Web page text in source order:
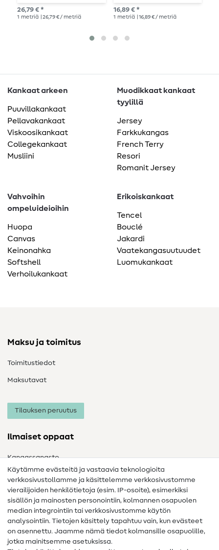
Digitaalipainatus
Midnight Flock
26,79 € *
1 metriä | 26,79 € / metriä
16,89 € *
1 metriä | 16,89 € / metriä
Kankaat arkeen
Puuvillakankaat
Pellavakankaat
Viskoosikankaat
Collegekankaat
Musliini
Muodikkaat kankaat
tyylillä
Jersey
Farkkukangas
French Terry
Resori
Romanit Jersey
Vahvoihin
ompeluideioihin
Huopa
Canvas
Keinonahka
Softshell
Verhoilukankaat
Erikoiskankaat
Tencel
Bouclé
Jakardi
Vaatekangasuutuudet
Luomukankaat
Maksu ja toimitus
Toimitustiedot
Maksutavat
Tilauksen peruutus
Ilmaiset oppaat
Kangassanasto
Ompelusanasto
Ompeluohjeet
Apua ja yhteystiedot
Yhteystiedot
Käytämme evästeitä ja vastaavia teknologioita
verkkosivustollamme ja käsittelemme verkkosivustomme
vierailijoiden henkilötietoja (esim. IP-osoite), esimerkiksi
sisällön ja mainosten personointiin, kolmannen osapuolen
median integrointiin tai verkkosivustomme käytön
analysointiin. Tietojen käsittely tapahtuu vain, kun evästeet
on asennettu. Jaamme nämä tiedot kolmansille osapuolille,
jotka mainitsemme asetuksissa.